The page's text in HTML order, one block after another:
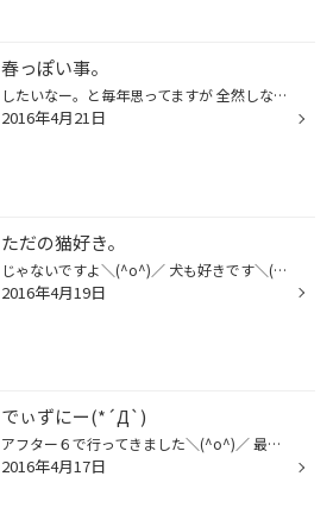
春っぽい事。
したいなー。と毎年思ってますが 全然しない佐々木です。 今年もお花見、行けなかったです。 行けたら行くね。は限りなく行かない佐々木です。 先日身近な所に桜、咲いてました。 タイヤ館玉川上水のご近所。 毎日通っているのに気づかない。 そんなものなのですね・・・。笑 言われて知りました。 ...
2016年4月21日
ただの猫好き。
じゃないですよ＼(^o^)／ 犬も好きです＼(^o^)／ 大型犬、大好き＼(^o^)／ 先日、毎年恒例のイベント。 狂犬病予防の注射に 我が家のワンコを連れて 行って参りました(｀･ω･´)ゞ 10歳の我が家のワンコは もう大分足腰重いようで 開始30分歩いてハァハァしていました。（汗） 歳です(*´Д`) 晴れてい...
2016年4月19日
でぃずにー(*´Д`)
アフター６で行ってきました＼(^o^)／ 最初ランドに行ったのですが ダッフィー欲しさに シーに変更です＼(^o^)／ 目的はクマ。笑 結構空いていたのか そんなに待たずに乗れました(｀･ω･´)ゞ おおよそ５分待ち。笑 タワーオブテラーだけ30分くらい 並びました(*´Д｀) 絶叫大好きな私ですが フリーフ...
2016年4月17日